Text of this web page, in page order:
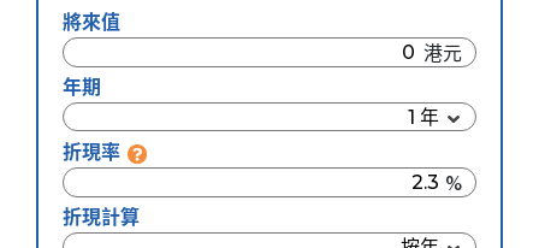
將來值
年期
折現率
折現計算